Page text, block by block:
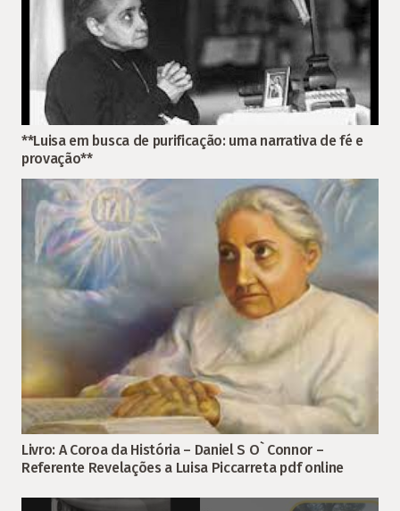
**Luisa em busca de purificação: uma narrativa de fé e
provação**
Livro: A Coroa da História – Daniel S O` Connor –
Referente Revelações a Luisa Piccarreta pdf online